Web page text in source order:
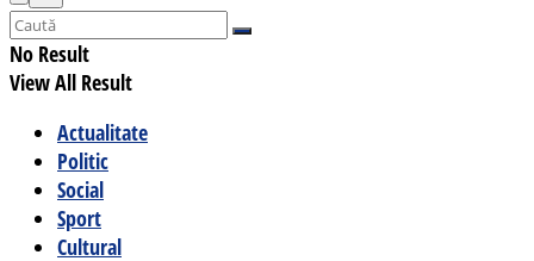
No Result
View All Result
Actualitate
Politic
Social
Sport
Cultural